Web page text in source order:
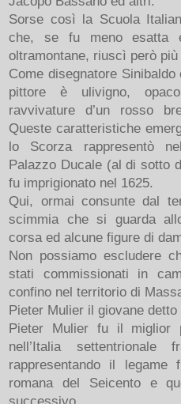
Sorse così la Scuola
che, se fu meno esatta
oltramontane, riuscì però
Come disegnatore
pittore è ulivigno,
ravvivature d’un rosso
Queste caratteristiche
lo Scorza rappresentò
Palazzo Ducale (al di sotto
fu imprigionato nel 1625.
Qui, ormai consunte dal
scimmia che si guarda
corsa ed alcune figure di
Non possiamo escludere
stati commissionati in
confino nel territorio di
Pieter Mulier il giovane detto
Pieter Mulier fu il miglior
nell’Italia
rappresentando il
romana del Seicento e
successivo.